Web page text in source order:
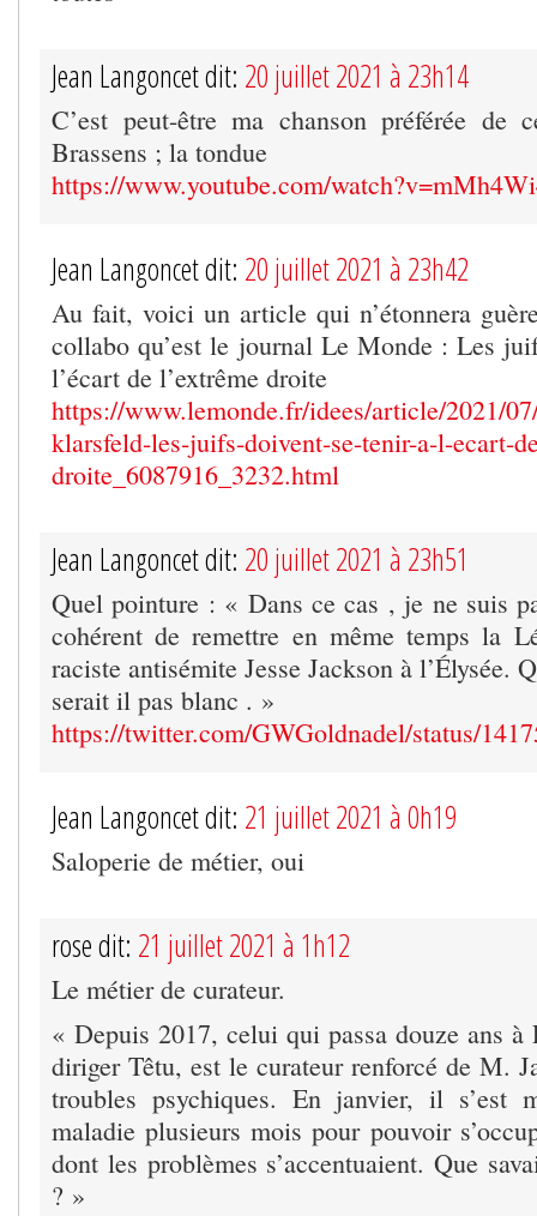
Jean Langoncet dit: 20 juillet 2021 à 23h14
C’est peut-être ma chanson préférée de
Brassens ; la tondue
https://www.youtube.com/
Jean Langoncet dit: 20 juillet 2021 à 23h42
Au fait, voici un article qui n’étonnera
collabo qu’est le journal Le Monde : Les
l’écart de l’extrême droite
https://www.lemonde.fr/idees/article/2021/
klarsfeld-les-juifs-doivent-se-tenir-a-l-ecart-
droite_6087916_3232.html
Jean Langoncet dit: 20 juillet 2021 à 23h51
Quel pointure : « Dans ce cas , je ne suis
cohérent de remettre en même temps la
raciste antisémite Jesse Jackson à l’Élysée.
serait il pas blanc . »
https://twitter.com/GWGoldnadel/status/
Jean Langoncet dit: 21 juillet 2021 à 0h19
Saloperie de métier, oui
rose dit: 21 juillet 2021 à 1h12
Le métier de curateur.
« Depuis 2017, celui qui passa douze ans à
diriger Têtu, est le curateur renforcé de M.
troubles psychiques. En janvier, il s’est
maladie plusieurs mois pour pouvoir
dont les problèmes s’accentuaient. Que
? »